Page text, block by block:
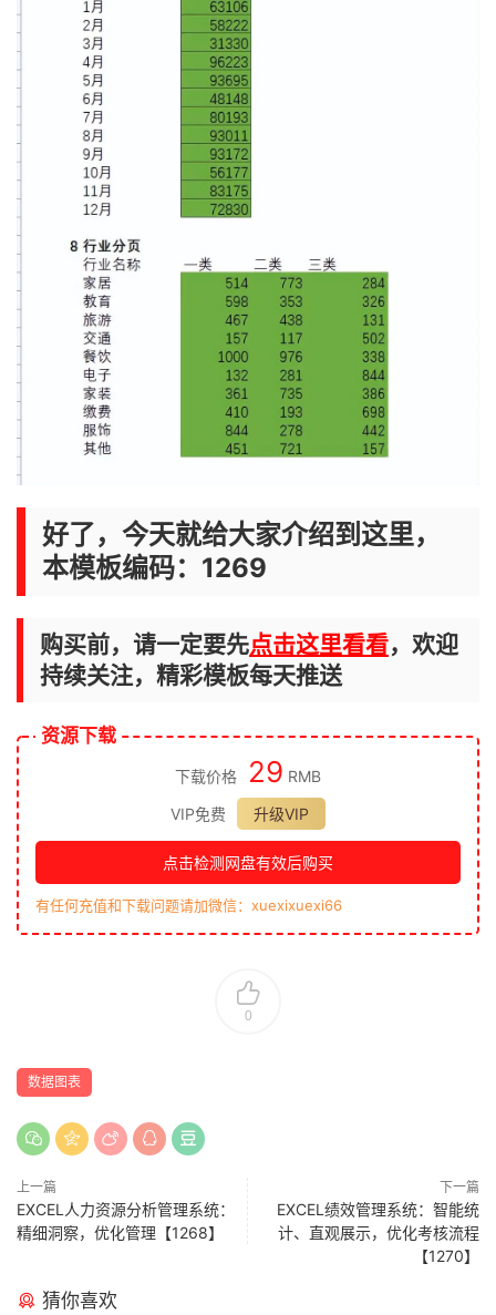
好了，今天就给大家介绍到这里，
本模板编码：1269
购买前，请一定要先点击这里看看，欢迎
持续关注，精彩模板每天推送
资源下载
下载价格 29 RMB
VIP免费
升级VIP
点击检测网盘有效后购买
有任何充值和下载问题请加微信：xuexixuexi66
0
数据图表
上一篇
EXCEL人力资源分析管理系统：
精细洞察，优化管理【1268】
下一篇
EXCEL绩效管理系统：智能统
计、直观展示，优化考核流程
【1270】
猜你喜欢